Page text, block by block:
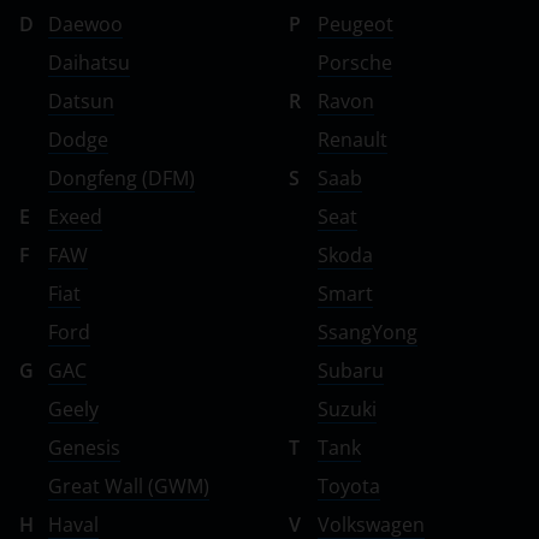
D
Daewoo
Daihatsu
Datsun
Dodge
Dongfeng (DFM)
E
Exeed
F
FAW
Fiat
Ford
G
GAC
Geely
Genesis
Great Wall (GWM)
H
Haval
P
Peugeot
Porsche
R
Ravon
Renault
S
Saab
Seat
Skoda
Smart
SsangYong
Subaru
Suzuki
T
Tank
Toyota
V
Volkswagen